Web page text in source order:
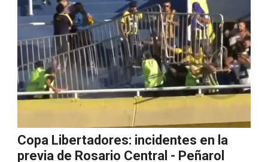
Copa Libertadores: incidentes en la
previa de Rosario Central - Peñarol